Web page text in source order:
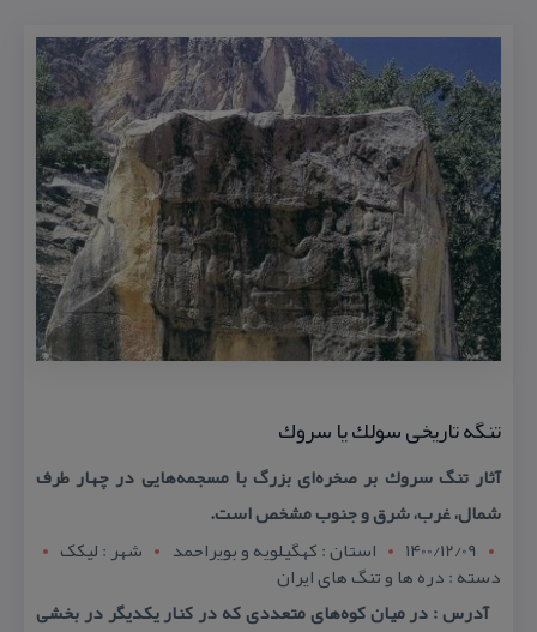
تنگه تاریخی سولك یا سروك
آثار تنگ سروك بر صخره‌ای بزرگ با مسجمه‌هایی در چهار طرف
شمال، غرب، شرق و جنوب مشخص است.
1400/12/09
استان : کهگيلويه و بويراحمد شهر : ليکک
دسته : دره ها و تنگ های ایران
آدرس : در میان كوه‌های متعددی كه در كنار یكدیگر در بخشی